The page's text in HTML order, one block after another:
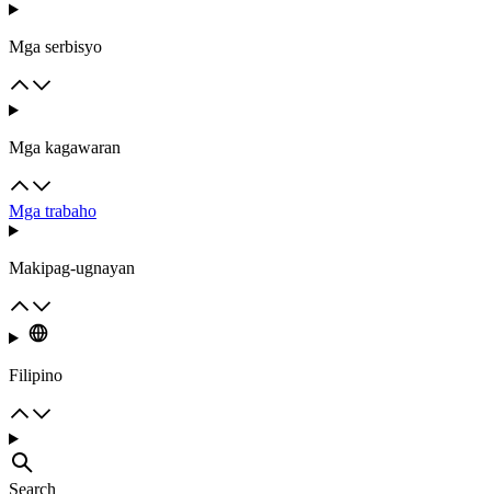
Mga serbisyo
Mga kagawaran
Mga trabaho
Makipag-ugnayan
Filipino
Search